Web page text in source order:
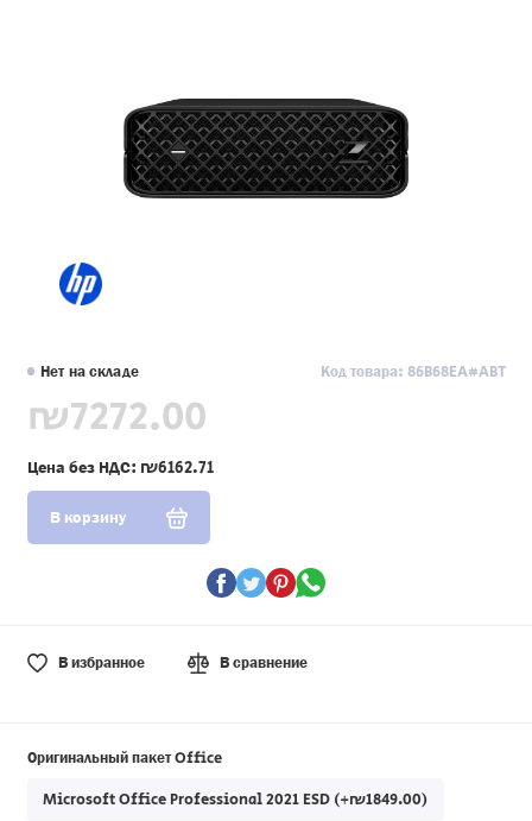
Нет на складе Код товара: 86B68EA#ABT
₪7272.00
Цена без НДС: ₪6162.71
В корзину
В избранное В сравнение
Оригинальный пакет Office
Microsoft Office Professional 2021 ESD (+₪1849.00)